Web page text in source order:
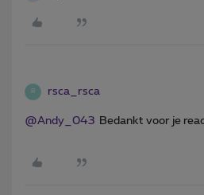
R rsca_rsca
@Andy_043 Bedankt voor je